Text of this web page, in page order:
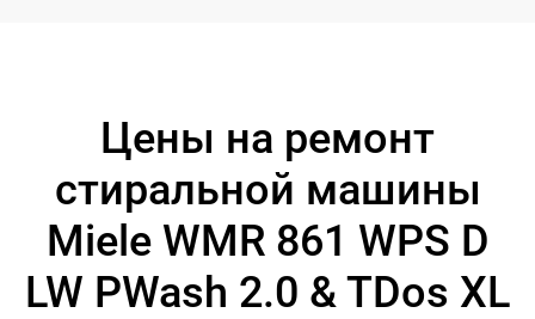
Цены на ремонт
стиральной машины
Miele WMR 861 WPS D
LW PWash 2.0 & TDos XL